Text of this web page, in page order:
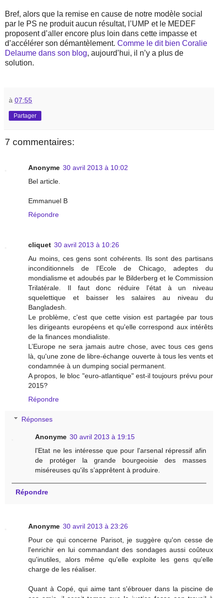
Bref, alors que la remise en cause de notre modèle social
par le PS ne produit aucun résultat, l’UMP et le MEDEF
proposent d’aller encore plus loin dans cette impasse et
d’accélérer son démantèlement. Comme le dit bien Coralie
Delaume dans son blog, aujourd’hui, il n’y a plus de
solution.
à 07:55
Partager
7 commentaires:
Anonyme 30 avril 2013 à 10:02
Bel article.
Emmanuel B
Répondre
cliquet 30 avril 2013 à 10:26
Au moins, ces gens sont cohérents. Ils sont des partisans
inconditionnels de l'Ecole de Chicago, adeptes du
mondialisme et adoubés par le Bilderberg et le Commission
Trilatérale. Il faut donc réduire l'état à un niveau
squelettique et baisser les salaires au niveau du
Bangladesh.
Le problème, c'est que cette vision est partagée par tous
les dirigeants européens et qu'elle correspond aux intérêts
de la finances mondialiste.
L’Europe ne sera jamais autre chose, avec tous ces gens
là, qu'une zone de libre-échange ouverte à tous les vents et
condamnée à un dumping social permanent.
A propos, le bloc "euro-atlantique" est-il toujours prévu pour
2015?
Répondre
Réponses
Anonyme 30 avril 2013 à 19:15
l'Etat ne les intéresse que pour l'arsenal répressif afin
de protéger la grande bourgeoisie des masses
miséreuses qu'ils s’apprêtent à produire.
Répondre
Anonyme 30 avril 2013 à 23:26
Pour ce qui concerne Parisot, je suggère qu'on cesse de
l'enrichir en lui commandant des sondages aussi coûteux
qu'inutiles, alors même qu'elle exploite les gens qu'elle
charge de les réaliser.
Quant à Copé, qui aime tant s'ébrouer dans la piscine de